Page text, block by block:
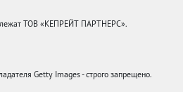
ТОВ «КЕПРЕЙТ ПАРТНЕРС».
Getty Images - строго запрещено.